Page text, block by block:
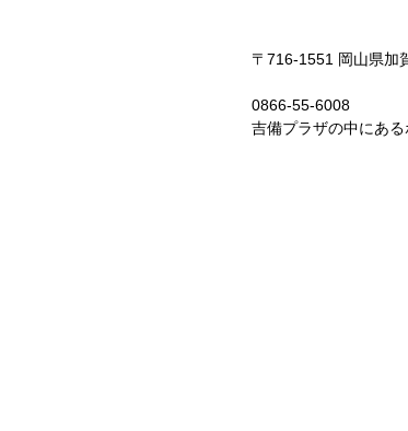
〒716-1551 岡山県加
0866-55-6008
吉備プラザの中にある